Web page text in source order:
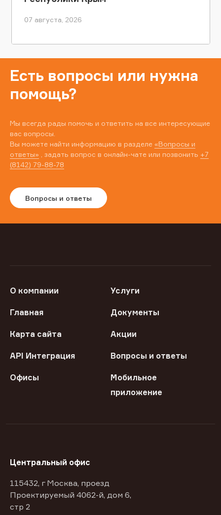
07 августа, 2026
Есть вопросы или нужна
помощь?
Мы всегда рады помочь и ответить на все интересующие
вас вопросы.
Вы можете найти информацию в разделе «Вопросы и
ответы» , задать вопрос в онлайн-чате или позвонить +7
(8142) 79-88-78
Вопросы и ответы
О компании Услуги
Главная Документы
Карта сайта Акции
API Интеграция Вопросы и ответы
Офисы
Мобильное
приложение
Центральный офис
115432, г Москва, проезд
Проектируемый 4062-й, дом 6,
стр 2